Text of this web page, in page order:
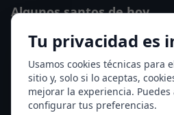
Tu privacidad es
Usamos cookies técnicas para
sitio y, solo si lo aceptas,
mejorar la experiencia.
configurar tus preferencias.
Algunos santos de hoy
San Osvaldo de Maserfield
Santa Edith Stein (Sor Teresa
Ver todos los santos de hoy